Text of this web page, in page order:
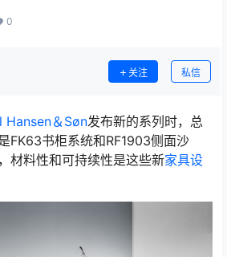
0
关注 私信
Hansen＆Søn发布新的系列时，总
FK63书柜系统和RF1903侧面沙
材料性和可持续性是这些新家具设